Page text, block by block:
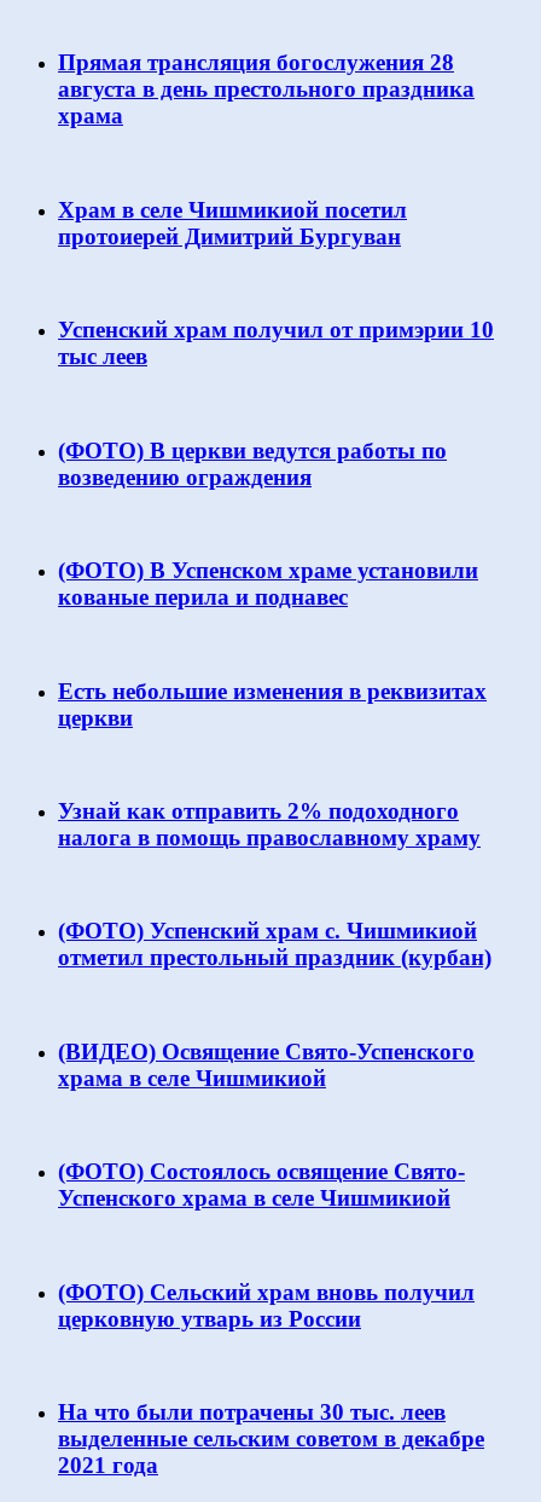
Прямая трансляция богослужения 28
августа в день престольного праздника
храма
Храм в селе Чишмикиой посетил
протоиерей Димитрий Бургуван
Успенский храм получил от примэрии 10
тыс леев
(ФОТО) В церкви ведутся работы по
возведению ограждения
(ФОТО) В Успенском храме установили
кованые перила и поднавес
Есть небольшие изменения в реквизитах
церкви
Узнай как отправить 2% подоходного
налога в помощь православному храму
(ФОТО) Успенский храм с. Чишмикиой
отметил престольный праздник (курбан)
(ВИДЕО) Освящение Свято-Успенского
храма в селе Чишмикиой
(ФОТО) Состоялось освящение Свято-
Успенского храма в селе Чишмикиой
(ФОТО) Сельский храм вновь получил
церковную утварь из России
На что были потрачены 30 тыс. леев
выделенные сельским советом в декабре
2021 года